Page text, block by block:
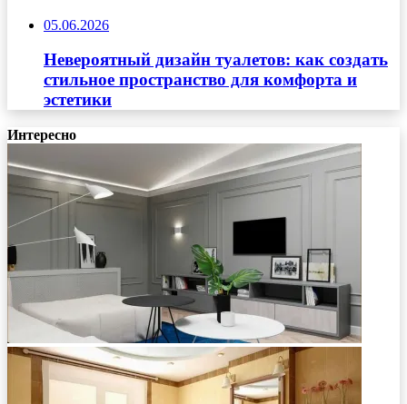
05.06.2026
Невероятный дизайн туалетов: как создать
стильное пространство для комфорта и
эстетики
Интересно